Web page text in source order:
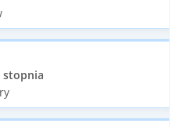
stopnia